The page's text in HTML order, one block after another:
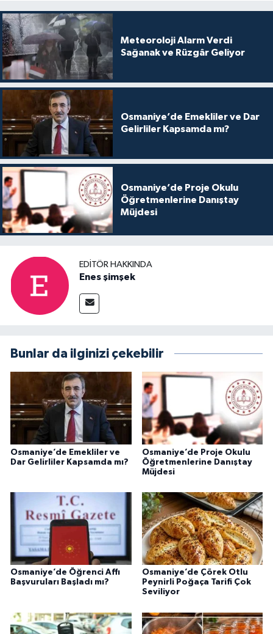
Meteoroloji Alarm Verdi
Sağanak ve Rüzgâr Geliyor
Osmaniye’de Emekliler ve Dar
Gelirliler Kapsamda mı?
Osmaniye’de Proje Okulu
Öğretmenlerine Danıştay
Müjdesi
EDITÖR HAKKINDA
Enes şimşek
Bunlar da ilginizi çekebilir
Osmaniye’de Emekliler ve
Dar Gelirliler Kapsamda mı?
Osmaniye’de Proje Okulu
Öğretmenlerine Danıştay
Müjdesi
Osmaniye’de Öğrenci Affı
Başvuruları Başladı mı?
Osmaniye’de Çörek Otlu
Peynirli Poğaça Tarifi Çok
Seviliyor